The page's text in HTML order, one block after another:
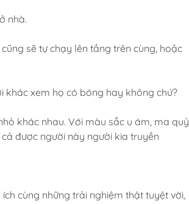
nhà.
sẽ tự chạy lên tầng trên cùng, hoặc
khác xem họ có bóng hay không chứ?
khác nhau. Với màu sắc u ám, ma quỷ
được người này người kia truyền
cùng những trải nghiệm thật tuyệt vời,